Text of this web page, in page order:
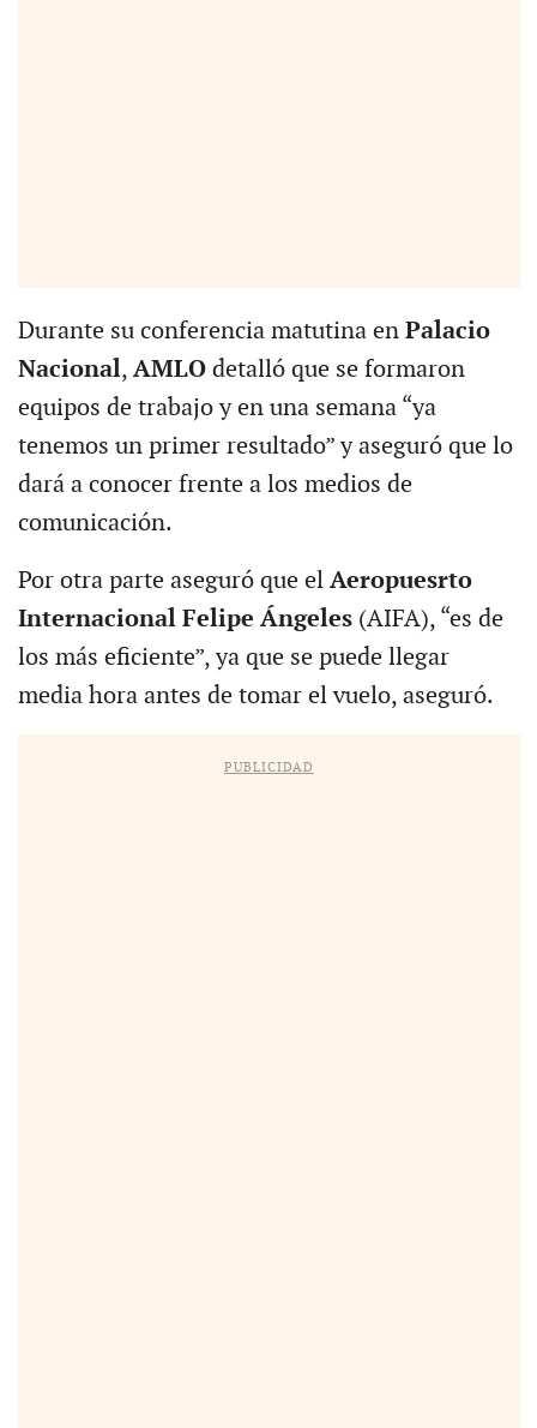
Durante su conferencia matutina en Palacio
Nacional, AMLO detalló que se formaron
equipos de trabajo y en una semana “ya
tenemos un primer resultado” y aseguró que lo
dará a conocer frente a los medios de
comunicación.
Por otra parte aseguró que el Aeropuesrto
Internacional Felipe Ángeles(AIFA), “es de
los más eficiente”, ya que se puede llegar
media hora antes de tomar el vuelo, aseguró.
PUBLICIDAD